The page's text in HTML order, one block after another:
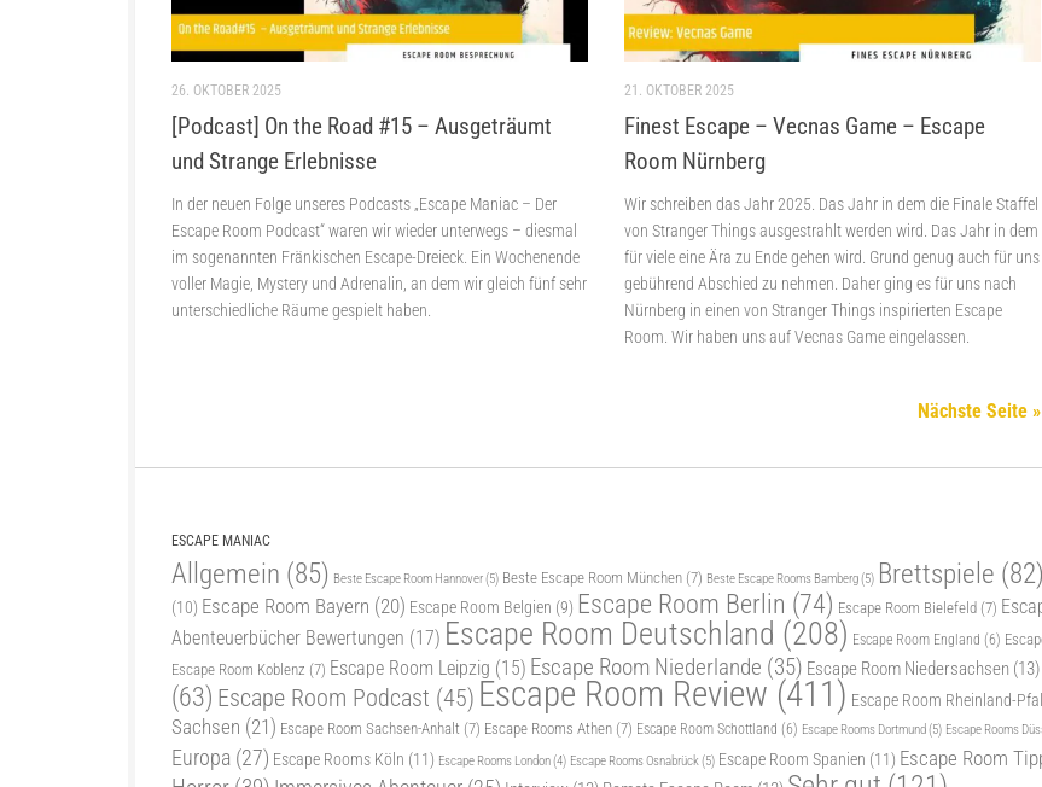
26. OKTOBER 2025
[Podcast] On the Road #15 – Ausgeträumt
und Strange Erlebnisse
In der neuen Folge unseres Podcasts „Escape Maniac – Der
Escape Room Podcast“ waren wir wieder unterwegs – diesmal
im sogenannten Fränkischen Escape-Dreieck. Ein Wochenende
voller Magie, Mystery und Adrenalin, an dem wir gleich fünf sehr
unterschiedliche Räume gespielt haben.
21. OKTOBER 2025
Finest Escape – Vecnas Game – Escape
Room Nürnberg
Wir schreiben das Jahr 2025. Das Jahr in dem die Finale Staffel
von Stranger Things ausgestrahlt werden wird. Das Jahr in dem
für viele eine Ära zu Ende gehen wird. Grund genug auch für uns
gebührend Abschied zu nehmen. Daher ging es für uns nach
Nürnberg in einen von Stranger Things inspirierten Escape
Room. Wir haben uns auf Vecnas Game eingelassen.
Nächste Seite »
ESCAPE MANIAC
Allgemein (85) Beste Escape Room Hannover(5) Beste Escape Room München (7) Beste Escape Rooms Bamberg(5) Brettspiele (82)
(10) Escape Room Bayern (20) Escape Room Belgien (9) Escape Room Berlin (74) Escape Room Bielefeld (7)
Abenteuerbücher Bewertungen (17) Escape Room Deutschland (208) Escape Room England (6)
Escape Room Koblenz (7) Escape Room Leipzig (15) Escape Room Niederlande (35) Escape Room Niedersachsen (13)
(63) Escape Room Podcast (45) Escape Room Review(411) Escape Room Rheinland-
Sachsen (21) Escape Room Sachsen-Anhalt (7) Escape Rooms Athen (7) Escape Room Schottland (6) Escape Rooms Dortmund(5) Escape Rooms
Europa (27) Escape Rooms Köln (11) Escape Rooms London(4) Escape Rooms Osnabrück (5) Escape Room Spanien (11) Escape Room